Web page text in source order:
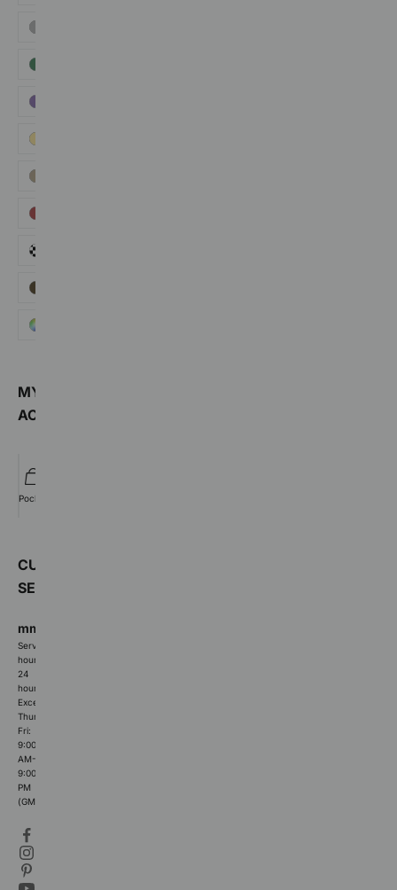
MY
ACCOUNT
Pocket
CUSTOMER
SERVICE
mmishow2024@gmail.com
Service
hours:
24
hours
Except
Thur-
Fri:
9:00
AM-
9:00
PM
(GMT+8)